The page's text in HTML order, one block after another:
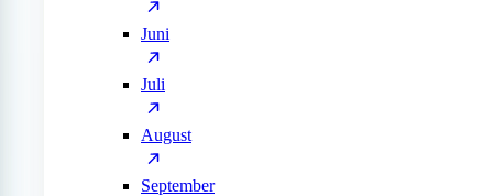
Juni
Juli
August
September